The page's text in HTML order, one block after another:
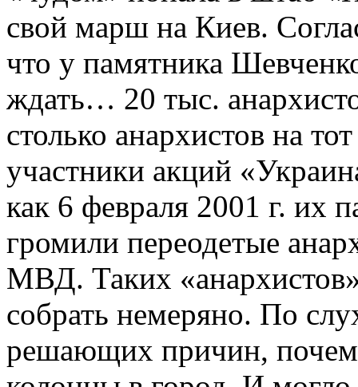
свой марш на Киев.
что у памятника
ждать… 20 тыс.
столько анархистов на
участники акций
как 6 февраля 2001 г. их
громили переодетые
МВД. Таких
собрать немеряно. По
решающих причин,